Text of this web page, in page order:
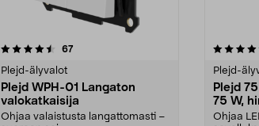
67arvostelut
Plejd-älyvalot
Plejd WPH-01 Langaton
valokatkaisija
Ohjaa valaistusta langattomasti –
5.0 viidestä
Plejd-
Plejd
75 W,
Ohjaa